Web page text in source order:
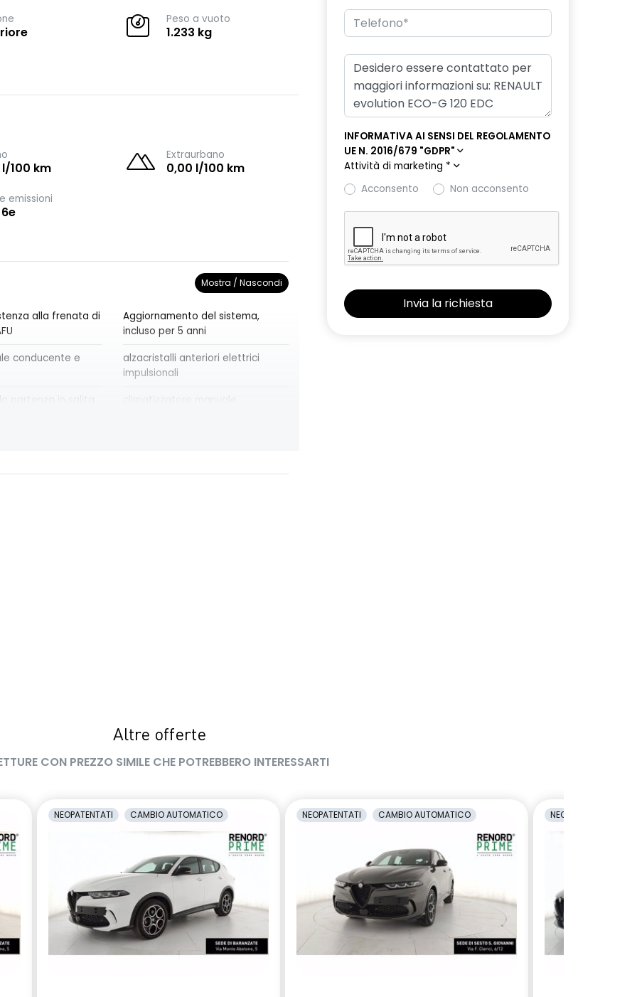
Peso a vuoto
1.233 kg
100 km
Extraurbano
0,00 l/100 km
emissioni
Mostra / Nascondi
alla frenata di
Aggiornamento del sistema,
incluso per 5 anni
conducente e
alzacristalli anteriori elettrici
impulsionali
a seconda del
mantenimento della corsia
smartphone replication wireless
Apple CarPlay™
INFORMATIVA AI SENSI DEL REGOLAMENTO
UE N. 2016/679 "GDPR"
Attività di marketing *
Acconsento
Non acconsento
Altre offerte
CON PREZZO SIMILE CHE POTREBBERO INTERESSARTI
NEOPATENTATI CAMBIO AUTOMATICO NEOPATENTATI CAMBIO AUTOMATICO NEOPATENTATI